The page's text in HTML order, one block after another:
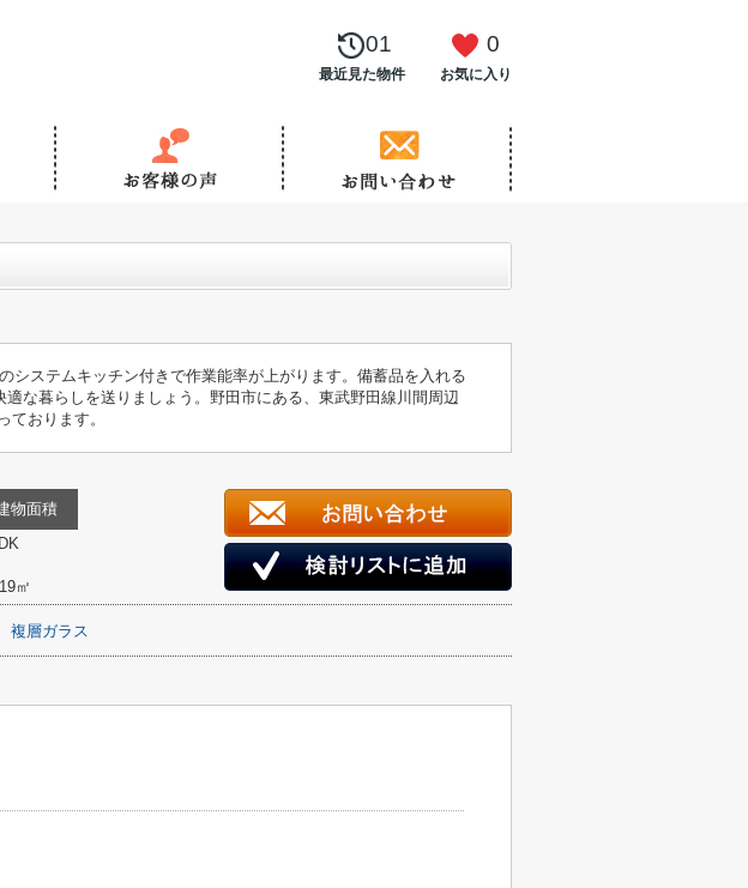
01
最近見た物件
0
お気に入り
システムキッチン付きで作業能率が上がります。備蓄品を入れる
な暮らしを送りましょう。野田市にある、東武野田線川間周辺
おります。
物面積
㎡
複層ガラス